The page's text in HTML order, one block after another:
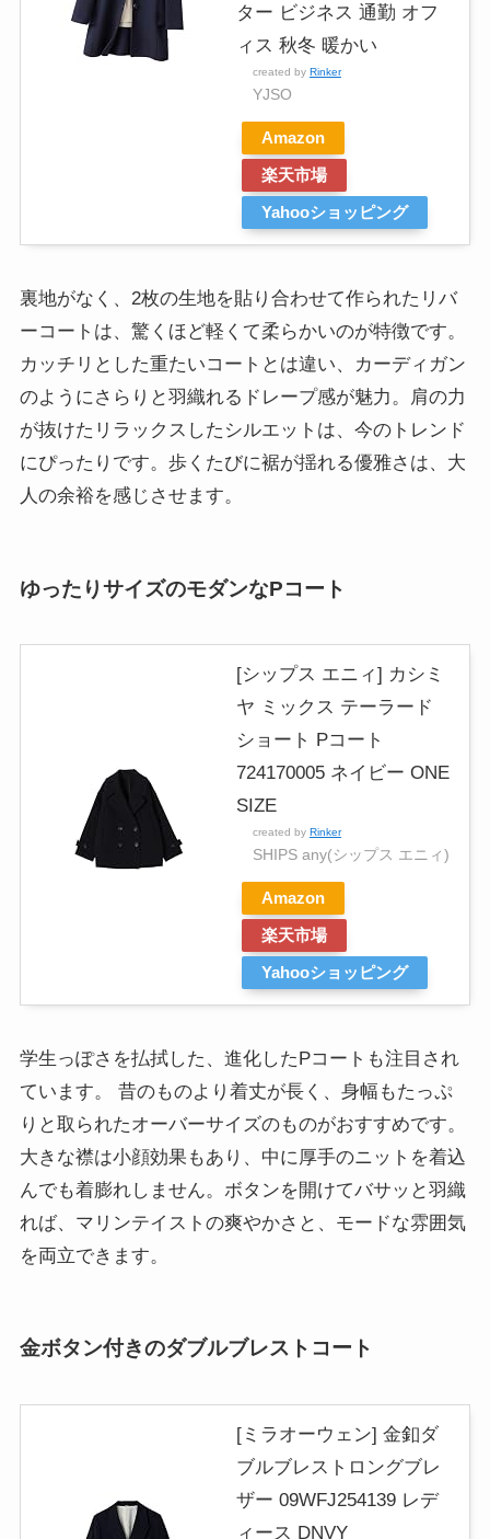
ター ビジネス 通勤 オフ
ィス 秋冬 暖かい
created by Rinker
YJSO
Amazon
楽天市場
Yahooショッピング
裏地がなく、2枚の生地を貼り合わせて作られたリバ
ーコートは、驚くほど軽くて柔らかいのが特徴です。
カッチリとした重たいコートとは違い、カーディガン
のようにさらりと羽織れるドレープ感が魅力。肩の力
が抜けたリラックスしたシルエットは、今のトレンド
にぴったりです。歩くたびに裾が揺れる優雅さは、大
人の余裕を感じさせます。
ゆったりサイズのモダンなPコート
[シップス エニィ] カシミ
ヤ ミックス テーラード
ショート Pコート
724170005 ネイビー ONE
SIZE
created by Rinker
SHIPS any(シップス エニィ)
Amazon
楽天市場
Yahooショッピング
学生っぽさを払拭した、進化したPコートも注目され
ています。 昔のものより着丈が長く、身幅もたっぷ
りと取られたオーバーサイズのものがおすすめです。
大きな襟は小顔効果もあり、中に厚手のニットを着込
んでも着膨れしません。ボタンを開けてバサッと羽織
れば、マリンテイストの爽やかさと、モードな雰囲気
を両立できます。
金ボタン付きのダブルブレストコート
[ミラオーウェン] 金釦ダ
ブルブレストロングブレ
ザー 09WFJ254139 レデ
ィース DNVY